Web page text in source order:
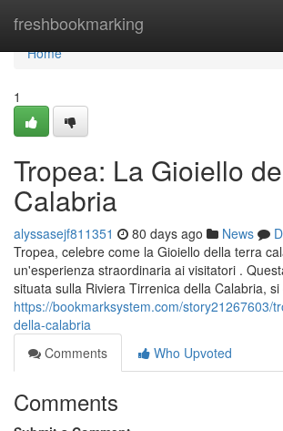
freshbookmarking
Home
Home
1
Tropea: La Gioiello
Calabria
alyssasejf811351 80 days ago News
Tropea, celebre come la Gioiello della terra
un'esperienza straordinaria ai visitatori .
situata sulla Riviera Tirrenica della Calabria,
https://bookmarksystem.com/story21267603/
della-calabria
Comments
Who Upvoted
Comments